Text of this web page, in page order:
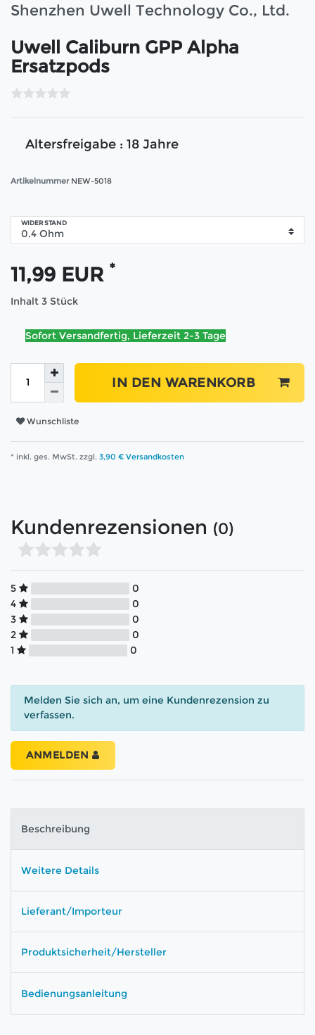
Shenzhen Uwell Technology Co., Ltd.
Uwell Caliburn GPP Alpha
Ersatzpods
Altersfreigabe : 18 Jahre
Artikelnummer NEW-5018
WIDERSTAND
11,99 EUR *
Inhalt 3 Stück
Sofort Versandfertig, Lieferzeit 2-3 Tage
IN DEN WARENKORB
Wunschliste
* inkl. ges. MwSt. zzgl. 3,90 € Versandkosten
Kundenrezensionen (0)
5
0
4
0
3
0
2
0
1
0
Melden Sie sich an, um eine Kundenrezension zu
verfassen.
ANMELDEN
Beschreibung
Weitere Details
Lieferant/Importeur
Produktsicherheit/Hersteller
Bedienungsanleitung